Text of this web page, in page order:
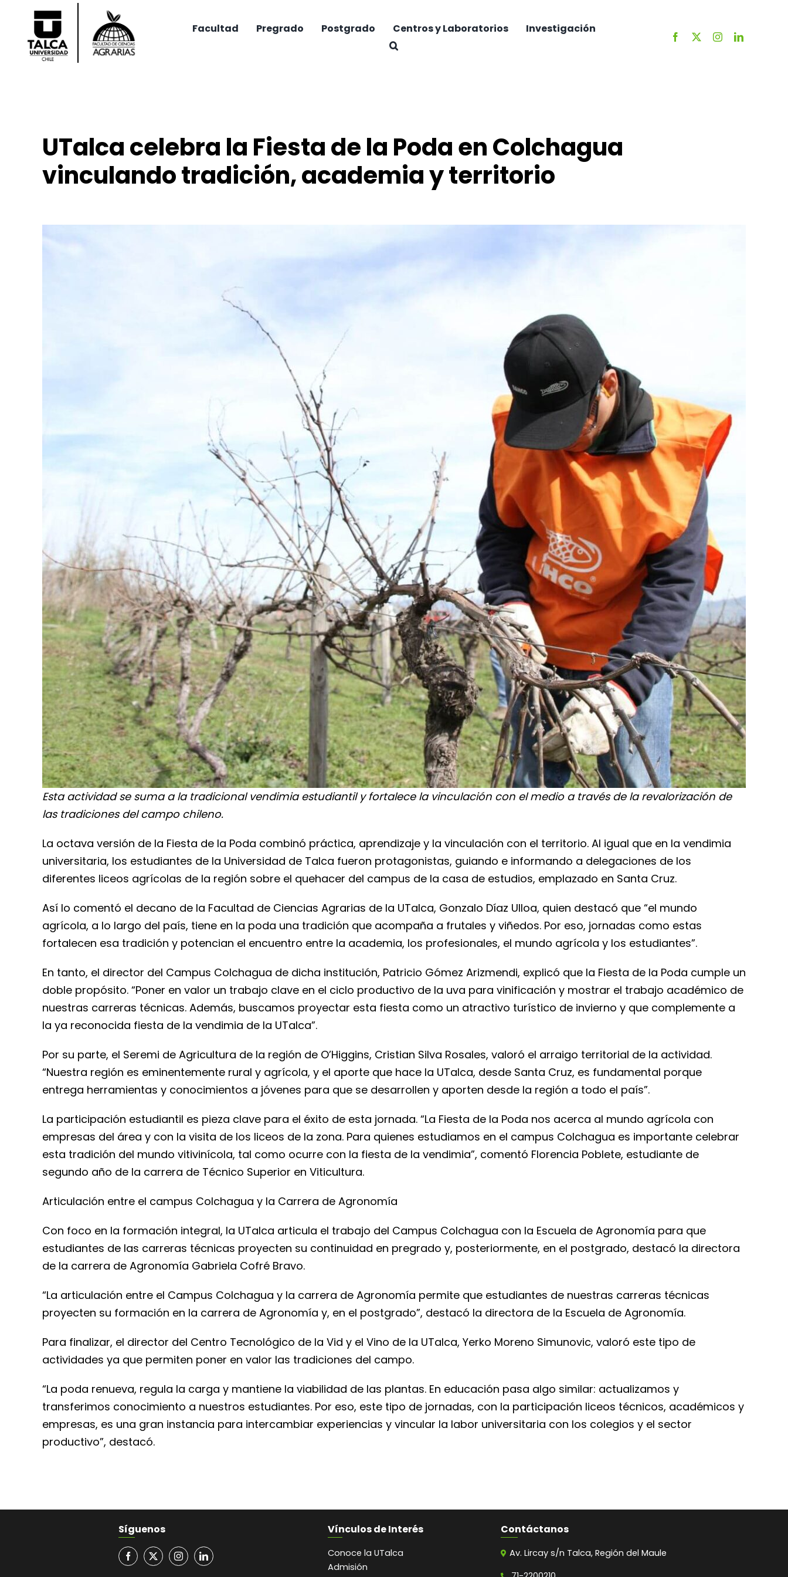
contenido
Facultad Pregrado Postgrado Centros y Laboratorios Investigación
UTalca celebra la Fiesta de la Poda en Colchagua
vinculando tradición, academia y territorio
Esta actividad se suma a la tradicional vendimia estudiantil y fortalece la vinculación con el medio a través de la revalorización de
las tradiciones del campo chileno.
La octava versión de la Fiesta de la Poda combinó práctica, aprendizaje y la vinculación con el territorio. Al igual que en la vendimia
universitaria, los estudiantes de la Universidad de Talca fueron protagonistas, guiando e informando a delegaciones de los
diferentes liceos agrícolas de la región sobre el quehacer del campus de la casa de estudios, emplazado en Santa Cruz.
Así lo comentó el decano de la Facultad de Ciencias Agrarias de la UTalca, Gonzalo Díaz Ulloa, quien destacó que “el mundo
agrícola, a lo largo del país, tiene en la poda una tradición que acompaña a frutales y viñedos. Por eso, jornadas como estas
fortalecen esa tradición y potencian el encuentro entre la academia, los profesionales, el mundo agrícola y los estudiantes”.
En tanto, el director del Campus Colchagua de dicha institución, Patricio Gómez Arizmendi, explicó que la Fiesta de la Poda cumple un
doble propósito. “Poner en valor un trabajo clave en el ciclo productivo de la uva para vinificación y mostrar el trabajo académico de
nuestras carreras técnicas. Además, buscamos proyectar esta fiesta como un atractivo turístico de invierno y que complemente a
la ya reconocida fiesta de la vendimia de la UTalca”.
Por su parte, el Seremi de Agricultura de la región de O’Higgins, Cristian Silva Rosales, valoró el arraigo territorial de la actividad.
“Nuestra región es eminentemente rural y agrícola, y el aporte que hace la UTalca, desde Santa Cruz, es fundamental porque
entrega herramientas y conocimientos a jóvenes para que se desarrollen y aporten desde la región a todo el país”.
La participación estudiantil es pieza clave para el éxito de esta jornada. “La Fiesta de la Poda nos acerca al mundo agrícola con
empresas del área y con la visita de los liceos de la zona. Para quienes estudiamos en el campus Colchagua es importante celebrar
esta tradición del mundo vitivinícola, tal como ocurre con la fiesta de la vendimia”, comentó Florencia Poblete, estudiante de
segundo año de la carrera de Técnico Superior en Viticultura.
Articulación entre el campus Colchagua y la Carrera de Agronomía
Con foco en la formación integral, la UTalca articula el trabajo del Campus Colchagua con la Escuela de Agronomía para que
estudiantes de las carreras técnicas proyecten su continuidad en pregrado y, posteriormente, en el postgrado, destacó la directora
de la carrera de Agronomía Gabriela Cofré Bravo.
“La articulación entre el Campus Colchagua y la carrera de Agronomía permite que estudiantes de nuestras carreras técnicas
proyecten su formación en la carrera de Agronomía y, en el postgrado”, destacó la directora de la Escuela de Agronomía.
Para finalizar, el director del Centro Tecnológico de la Vid y el Vino de la UTalca, Yerko Moreno Simunovic, valoró este tipo de
actividades ya que permiten poner en valor las tradiciones del campo.
“La poda renueva, regula la carga y mantiene la viabilidad de las plantas. En educación pasa algo similar: actualizamos y
transferimos conocimiento a nuestros estudiantes. Por eso, este tipo de jornadas, con la participación liceos técnicos, académicos y
empresas, es una gran instancia para intercambiar experiencias y vincular la labor universitaria con los colegios y el sector
productivo”, destacó.
Síguenos Vínculos de Interés
Conoce la UTalca
Admisión
Contáctanos
Av. Lircay s/n Talca, Región del Maule